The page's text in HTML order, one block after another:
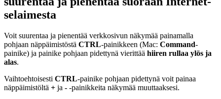
selaimesta
Voit suurentaa ja pienentää verkkosivun näkymää painamalla
pohjaan näppäimistöstä CTRL-painikkeen (Mac: Command-
painike) ja painike pohjaan pidettynä vierittää hiiren rullaa ylös ja
alas.
Vaihtoehtoisesti CTRL-painike pohjaan pidettynä voit painaa
näppäimistöltä + ja - -painikkeita näkymää muuttaaksesi.